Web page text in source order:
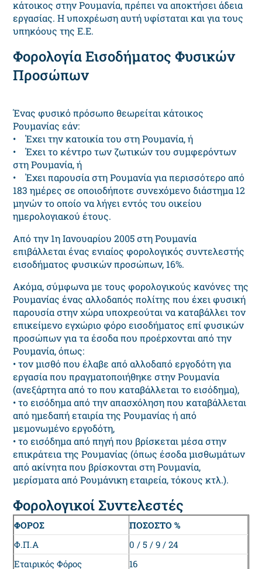
κάτοικος στην Ρουμανία, πρέπει να αποκτήσει άδεια
εργασίας. Η υποχρέωση αυτή υφίσταται και για τους
υπηκόους της Ε.Ε.
Φορολογία Εισοδήματος Φυσικών
Προσώπων
Ένας φυσικό πρόσωπο θεωρείται κάτοικος
Ρουμανίας εάν:
• Έχει την κατοικία του στη Ρουμανία, ή
• Έχει το κέντρο των ζωτικών του συμφερόντων
στη Ρουμανία, ή
• Έχει παρουσία στη Ρουμανία για περισσότερο από
183 ημέρες σε οποιοδήποτε συνεχόμενο διάστημα 12
μηνών το οποίο να λήγει εντός του οικείου
ημερολογιακού έτους.
Από την 1η Ιανουαρίου 2005 στη Ρουμανία
επιβάλλεται ένας ενιαίος φορολογικός συντελεστής
εισοδήματος φυσικών προσώπων, 16%.
Ακόμα, σύμφωνα με τους φορολογικούς κανόνες της
Ρουμανίας ένας αλλοδαπός πολίτης που έχει φυσική
παρουσία στην χώρα υποχρεούται να καταβάλλει τον
επικείμενο εγχώριο φόρο εισοδήματος επί φυσικών
προσώπων για τα έσοδα που προέρχονται από την
Ρουμανία, όπως:
• τον μισθό που έλαβε από αλλοδαπό εργοδότη για
εργασία που πραγματοποιήθηκε στην Ρουμανία
(ανεξάρτητα από το που καταβάλλεται το εισόδημα),
• το εισόδημα από την απασχόληση που καταβάλλεται
από ημεδαπή εταιρία της Ρουμανίας ή από
μεμονωμένο εργοδότη,
• το εισόδημα από πηγή που βρίσκεται μέσα στην
επικράτεια της Ρουμανίας (όπως έσοδα μισθωμάτων
από ακίνητα που βρίσκονται στη Ρουμανία,
μερίσματα από Ρουμάνικη εταιρεία, τόκους κτλ.).
Φορολογικοί Συντελεστές
ΦΟΡΟΣ
ΠΟΣΟΣΤΟ %
Φ.Π.Α
0 / 5 / 9 / 24
Εταιρικός Φόρος
16